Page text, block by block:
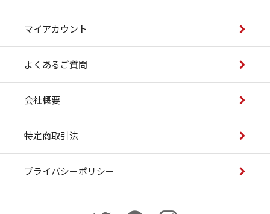
マイアカウント
よくあるご質問
会社概要
特定商取引法
プライバシーポリシー